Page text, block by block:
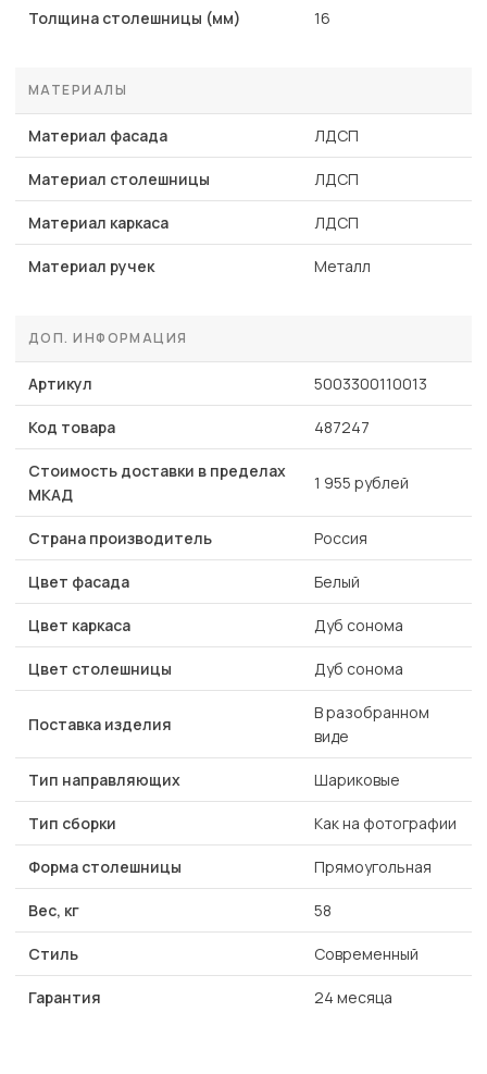
Толщина столешницы (мм) 16
МАТЕРИАЛЫ
Материал фасада ЛДСП
Материал столешницы ЛДСП
Материал каркаса ЛДСП
Материал ручек Металл
ДОП. ИНФОРМАЦИЯ
Артикул 5003300110013
Код товара 487247
Стоимость доставки в пределах
МКАД
1 955 рублей
Страна производитель Россия
Цвет фасада Белый
Цвет каркаса Дуб сонома
Цвет столешницы Дуб сонома
Поставка изделия
В разобранном
виде
Тип направляющих Шариковые
Тип сборки Как на фотографии
Форма столешницы Прямоугольная
Вес, кг 58
Стиль Современный
Гарантия 24 месяца